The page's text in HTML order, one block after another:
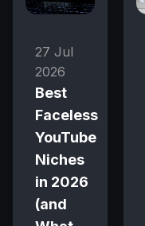
27 Jul
2026
Best
Faceless
YouTube
Niches
in 2026
(and